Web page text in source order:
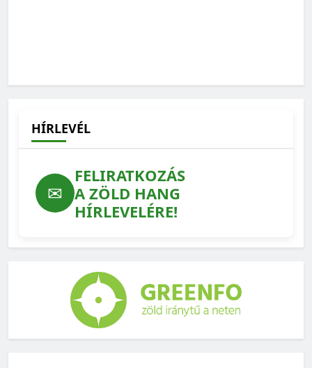
2026-07-24
HÍRLEVÉL
✉
FELIRATKOZÁS
A ZÖLD HANG
HÍRLEVELÉRE!